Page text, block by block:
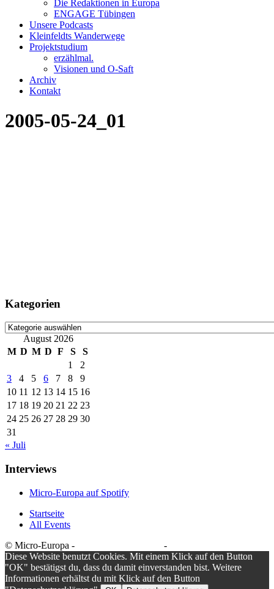
Die Redaktionen in Europa
ENGAGE Tübingen
Unsere Podcasts
Kleinfeldts Wanderwege
Projektstudium
erzählmal.
Visionen und O-Saft
Archiv
Kontakt
2005-05-24_01
Kategorien
Kategorien
August 2026
M D M D F S
S
1
2
3
4 5 6 7 8
9
10 11 12 13 14 15 16
17 18 19 20 21 22 23
24 25 26 27 28 29 30
31
« Juli
Interviews
Micro-Europa auf Spotify
Startseite
All Events
© Micro-Europa -
-
Diese Website benutzt Cookies. Mit einem Klick auf den Button
"OK" bestätigst du, dass du damit einverstanden bist. Weitere
Informationen erhältst du mit Klick auf den Button